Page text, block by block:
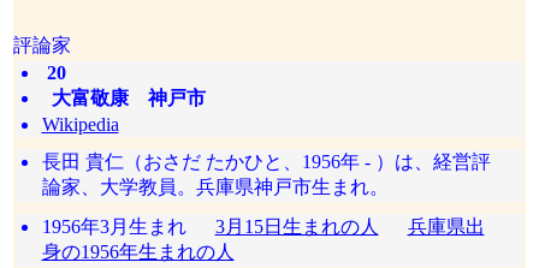
評論家
20
大富敬康 神戸市
Wikipedia
長田 貴仁（おさだ たかひと、1956年 - ）は、経営評
論家、大学教員。兵庫県神戸市生まれ。
1956年3月生まれ 3月15日生まれの人
兵庫県出
身の1956年生まれの人